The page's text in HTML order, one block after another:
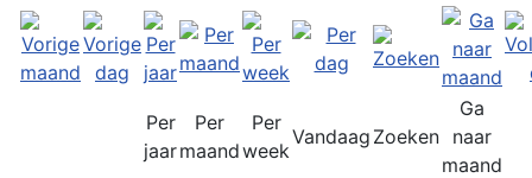
Per
jaar
Per
maand
Per
week
Vandaag Zoeken
Ga
naar
maand